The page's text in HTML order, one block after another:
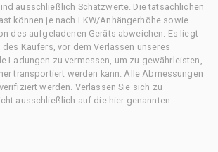
ausschließlich Schätzwerte. Die tatsächlichen
können je nach LKW/Anhängerhöhe sowie
des aufgeladenen Geräts abweichen. Es liegt
Käufers, vor dem Verlassen unseres
Ladungen zu vermessen, um zu gewährleisten,
transportiert werden kann. Alle Abmessungen
werden. Verlassen Sie sich zu
ausschließlich auf die hier genannten